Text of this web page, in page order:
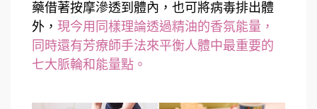
藥借著按摩滲透到體內，也可將病毒排出體
外， 現今用同樣理論透過精油的香氛能量，
同時還有芳療師手法來平衡人體中最重要的
七大脈輪和能量點。